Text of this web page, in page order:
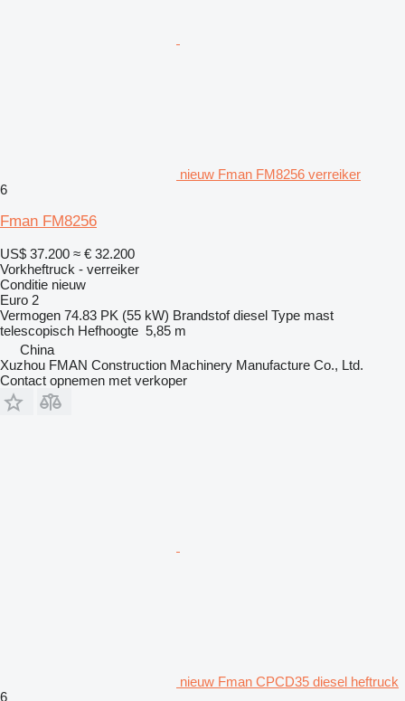
nieuw Fman FM8256 verreiker
6
Fman FM8256
US$ 37.200 ≈ € 32.200
Vorkheftruck - verreiker
Conditie nieuw
Euro 2
Vermogen 74.83 PK (55 kW) Brandstof diesel Type mast
telescopisch Hefhoogte 5,85 m
China
Xuzhou FMAN Construction Machinery Manufacture Co., Ltd.
Contact opnemen met verkoper
nieuw Fman CPCD35 diesel heftruck
6